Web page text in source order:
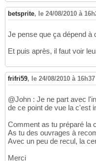
betsprite, le 24/08/2010 à
Je pense que ça dépend à
Et puis après, il faut voir
frifri59, le 24/08/2010 à 16h37
@John : Je ne part avec
de ce point de vue la c'est
Comment as tu préparé la
As tu des ouvrages à
Avec un peu de recul, la
Merci